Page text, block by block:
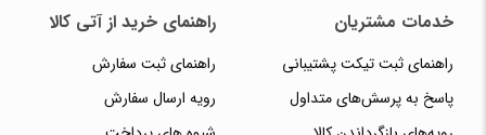
خدمات مشتریان
راهنمای ثبت تیکت پشتیبانی
پاسخ به پرسش‌های متداول
راهنمای خرید از آتی کالا
راهنمای ثبت سفارش
رویه ارسال سفارش